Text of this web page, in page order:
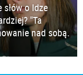
słów o Idze
"Ta
nad sobą.